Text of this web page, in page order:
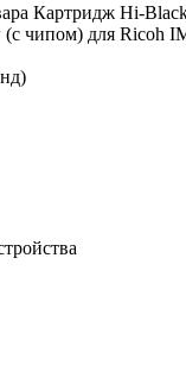
Картридж Hi-
чипом) для Ricoh